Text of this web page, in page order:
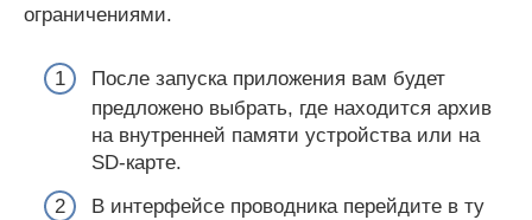
ограничениями.
После запуска приложения вам будет
предложено выбрать, где находится архив
на внутренней памяти устройства или на
SD-карте.
В интерфейсе проводника перейдите в ту